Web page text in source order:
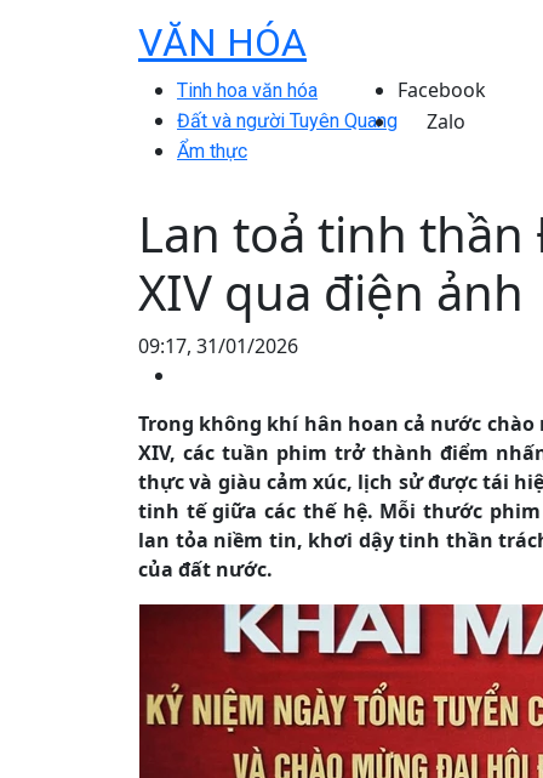
VĂN HÓA
Tinh hoa văn hóa
Đất và người Tuyên Quang
Ẩm thực
Facebook
Zalo
Lan toả tinh
XIV qua điện ảnh
09:17, 31/01/2026
Trong không khí hân hoan cả nước
XIV, các tuần phim trở thành điểm
thực và giàu cảm xúc, lịch sử được tái
tinh tế giữa các thế hệ. Mỗi thước
lan tỏa niềm tin, khơi dậy tinh thần
của đất nước.